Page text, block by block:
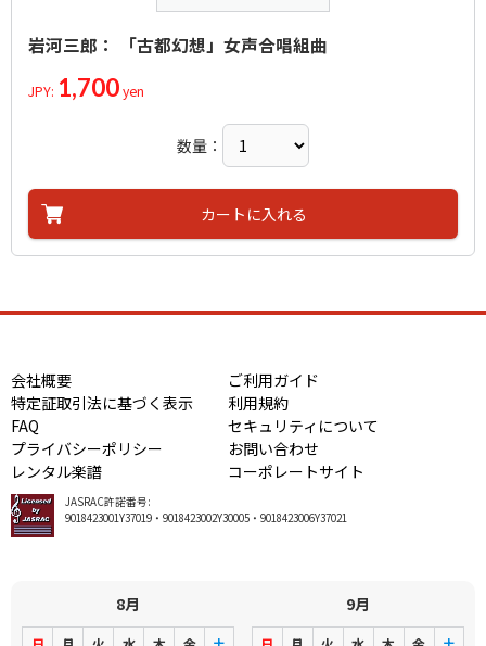
岩河三郎： 「古都幻想」女声合唱組曲
JPY: 1,700yen
数量：
カートに入れる
会社概要
ご利用ガイド
特定証取引法に基づく表示
利用規約
FAQ
セキュリティについて
プライバシーポリシー
お問い合わせ
レンタル楽譜
コーポレートサイト
JASRAC許諾番号:
9018423001Y37019・9018423002Y30005・9018423006Y37021
8月 9月